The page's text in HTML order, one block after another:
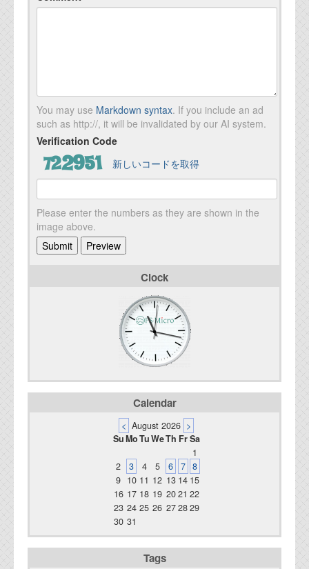
You may use Markdown syntax. If you include an ad
such as http://, it will be invalidated by our AI system.
Verification Code
新しいコードを取得
Please enter the numbers as they are shown in the
image above.
Clock
Calendar
< August 2026 >
SuMoTuWeTh FrSa
1
2
3 4 5 6 7 8
9 10 11 12 13 14 15
16 17 18 19 2021 22
23 24 25 26 272829
30 31
Tags